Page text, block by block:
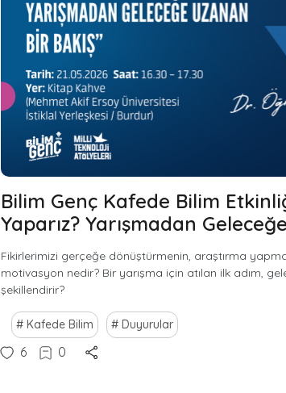
Bilim Genç Kafede Bilim
Yaparız? Yarışmadan
Fikirlerimizi gerçeğe dönüştürmenin, araştırma
motivasyon nedir? Bir yarışma için atılan ilk adım,
şekillendirir?
Kafede Bilim Duyurular
6 0